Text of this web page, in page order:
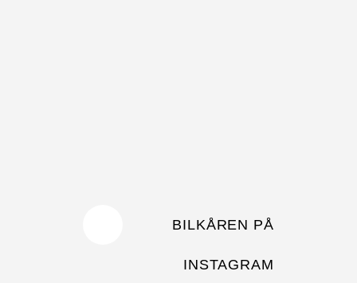
BILKÅREN PÅ
INSTAGRAM